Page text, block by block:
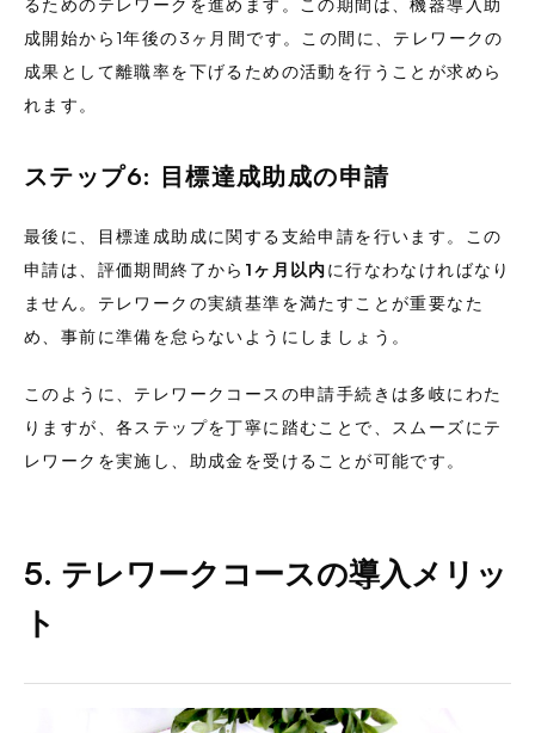
成開始から1年後の3ヶ月間です。この間に、テレワークの
成果として離職率を下げるための活動を行うことが求めら
れます。
ステップ6: 目標達成助成の申請
最後に、目標達成助成に関する支給申請を行います。この
申請は、評価期間終了から 1ヶ月以内に行なわなければなり
ません。テレワークの実績基準を満たすことが重要なた
め、事前に準備を怠らないようにしましょう。
このように、テレワークコースの申請手続きは多岐にわた
りますが、各ステップを丁寧に踏むことで、スムーズにテ
レワークを実施し、助成金を受けることが可能です。
5. テレワークコースの導入メリッ
ト